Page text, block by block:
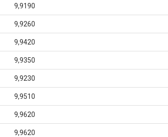
9,9190
9,9260
9,9420
9,9350
9,9230
9,9510
9,9620
9,9620